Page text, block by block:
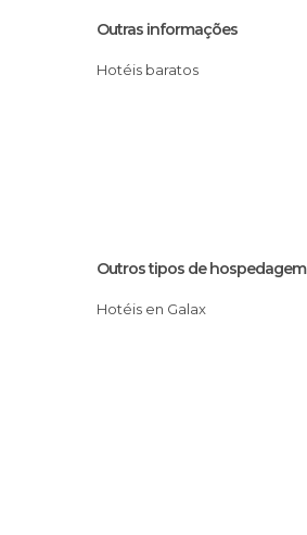
Outras informações
Hotéis baratos
Outros tipos de hospedagem
Hotéis en Galax